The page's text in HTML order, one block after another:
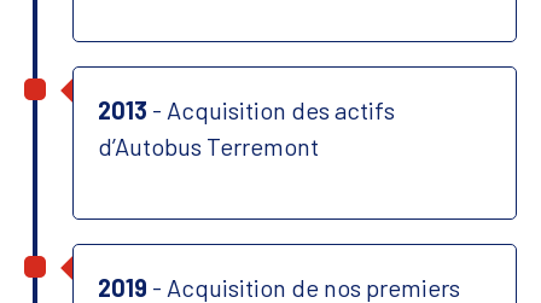
2013 - Acquisition des actifs
d’Autobus Terremont
2019 - Acquisition de nos premiers